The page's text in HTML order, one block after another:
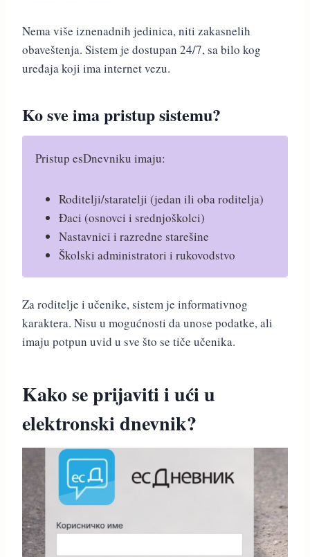
Nema više iznenadnih jedinica, niti zakasnelih
obaveštenja. Sistem je dostupan 24/7, sa bilo kog
uređaja koji ima internet vezu.
Ko sve ima pristup sistemu?
Pristup esDnevniku imaju:
Roditelji/staratelji (jedan ili oba roditelja)
Đaci (osnovci i srednjoškolci)
Nastavnici i razredne starešine
Školski administratori i rukovodstvo
Za roditelje i učenike, sistem je informativnog
karaktera. Nisu u mogućnosti da unose podatke, ali
imaju potpun uvid u sve što se tiče učenika.
Kako se prijaviti i ući u
elektronski dnevnik?